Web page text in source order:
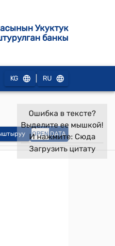
Укуктук
банкы
KG RU
OPEN DATA
Ошибка в тексте?
Выделите ее мышкой!
И нажмите: Сюда
Загрузить цитату